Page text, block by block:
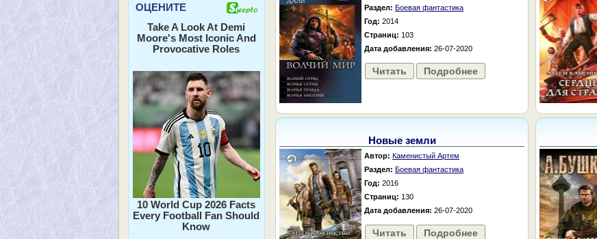
ОЦЕНИТЕ
Take A Look At Demi
Moore's Most Iconic And
Provocative Roles
10 World Cup 2026 Facts
Every Football Fan Should
Know
Раздел: Боевая фантастика
Год: 2014
Страниц: 103
Дата добавления: 26-07-2020
Читать Подробнее
Новые земли
Автор: Каменистый Артем
Раздел: Боевая фантастика
Год: 2016
Страниц: 130
Дата добавления: 26-07-2020
Читать Подробнее